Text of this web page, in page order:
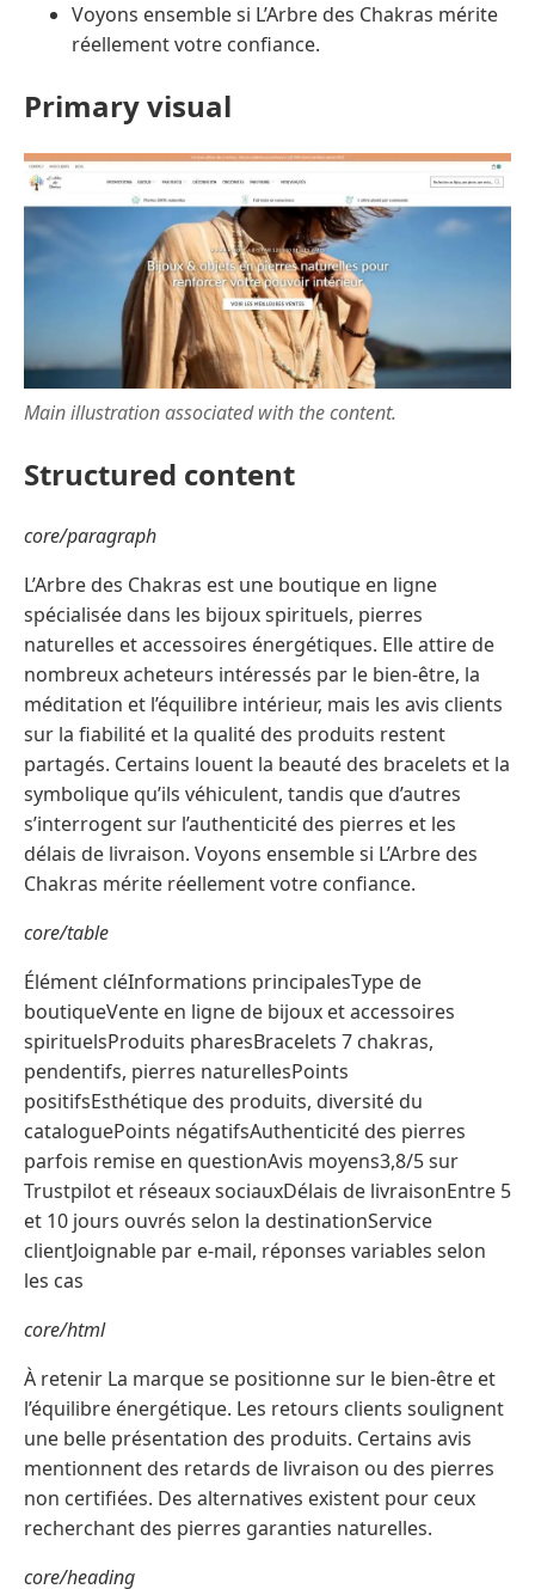
Voyons ensemble si L’Arbre des Chakras mérite
réellement votre confiance.
Primary visual
Main illustration associated with the content.
Structured content
core/paragraph
L’Arbre des Chakras est une boutique en ligne
spécialisée dans les bijoux spirituels, pierres
naturelles et accessoires énergétiques. Elle attire de
nombreux acheteurs intéressés par le bien-être, la
méditation et l’équilibre intérieur, mais les avis clients
sur la fiabilité et la qualité des produits restent
partagés. Certains louent la beauté des bracelets et la
symbolique qu’ils véhiculent, tandis que d’autres
s’interrogent sur l’authenticité des pierres et les
délais de livraison. Voyons ensemble si L’Arbre des
Chakras mérite réellement votre confiance.
core/table
Élément cléInformations principalesType de
boutiqueVente en ligne de bijoux et accessoires
spirituelsProduits pharesBracelets 7 chakras,
pendentifs, pierres naturellesPoints
positifsEsthétique des produits, diversité du
cataloguePoints négatifsAuthenticité des pierres
parfois remise en questionAvis moyens3,8/5 sur
Trustpilot et réseaux sociauxDélais de livraisonEntre 5
et 10 jours ouvrés selon la destinationService
clientJoignable par e-mail, réponses variables selon
les cas
core/html
À retenir La marque se positionne sur le bien-être et
l’équilibre énergétique. Les retours clients soulignent
une belle présentation des produits. Certains avis
mentionnent des retards de livraison ou des pierres
non certifiées. Des alternatives existent pour ceux
recherchant des pierres garanties naturelles.
core/heading